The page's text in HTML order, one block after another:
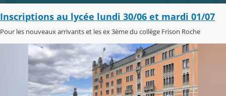
Inscriptions au lycée lundi 30/06 et mardi 01/07
Pour les nouveaux arrivants et les ex 3ème du collège Frison Roche